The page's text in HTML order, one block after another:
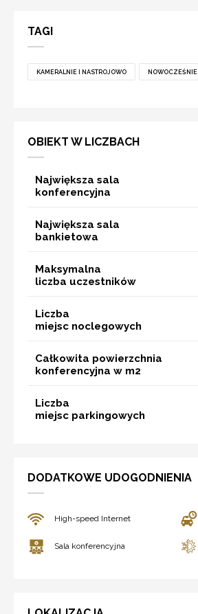
TAGI
KAMERALNIE I NASTROJOWO NOWOCZEŚNIE
OBIEKT W LICZBACH
Największa sala
konferencyjna
Największa sala
bankietowa
Maksymalna
liczba uczestników
Liczba
miejsc noclegowych
Całkowita powierzchnia
konferencyjna w m2
Liczba
miejsc parkingowych
DODATKOWE UDOGODNIENIA
High-speed Internet
Sala konferencyjna